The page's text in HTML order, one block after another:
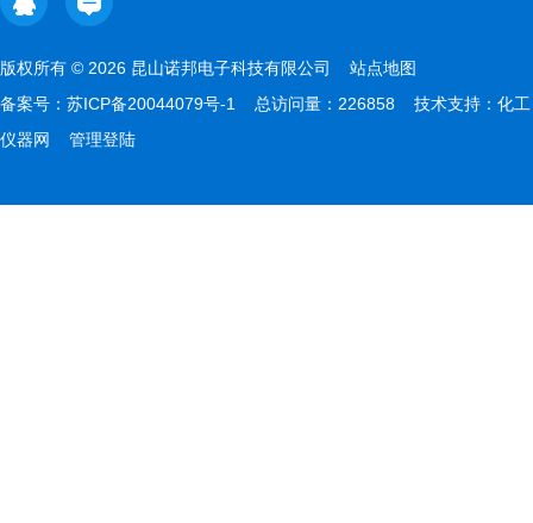
版权所有 © 2026 昆山诺邦电子科技有限公司 站点地图
备案号： 苏ICP备20044079号-1 总访问量：226858 技术支持： 化工
仪器网
管理登陆